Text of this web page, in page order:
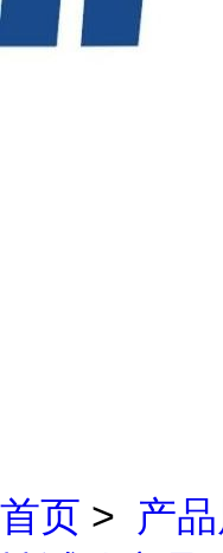
首页 > 产